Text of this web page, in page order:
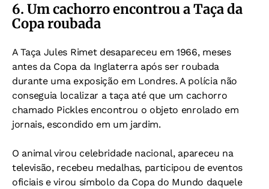
6. Um cachorro encontrou a Taça da
Copa roubada
A Taça Jules Rimet desapareceu em 1966, meses
antes da Copa da Inglaterra após ser roubada
durante uma exposição em Londres.A polícia não
conseguia localizar a taça até que um cachorro
chamado Pickles encontrou o objeto enrolado em
jornais, escondido em um jardim.
O animal virou celebridade nacional, apareceu na
televisão, recebeu medalhas, participou de eventos
oficiais evirou símbolo da Copa do Mundo daquele